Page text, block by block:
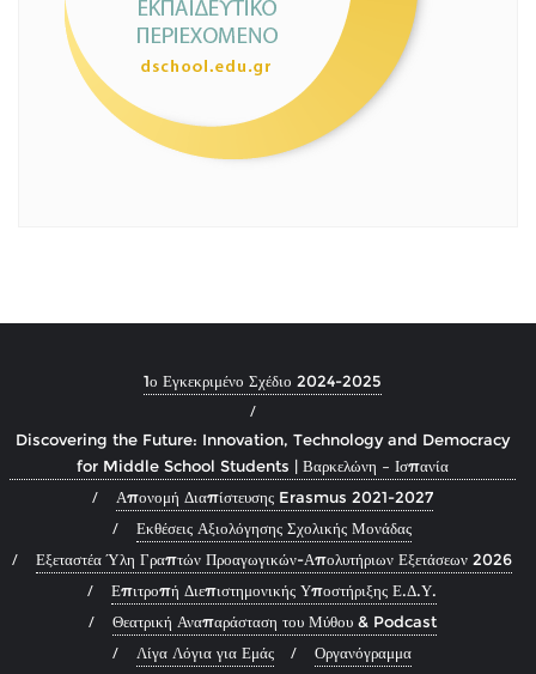
1ο Εγκεκριμένο Σχέδιο 2024-2025
Discovering the Future: Innovation, Technology and Democracy
for Middle School Students | Βαρκελώνη – Ισπανία
Απονομή Διαπίστευσης Erasmus 2021-2027
Εκθέσεις Αξιολόγησης Σχολικής Μονάδας
Εξεταστέα Ύλη Γραπτών Προαγωγικών-Απολυτήριων Εξετάσεων 2026
Επιτροπή Διεπιστημονικής Υποστήριξης Ε.Δ.Υ.
Θεατρική Αναπαράσταση του Μύθου & Podcast
Λίγα Λόγια για Εμάς
Οργανόγραμμα